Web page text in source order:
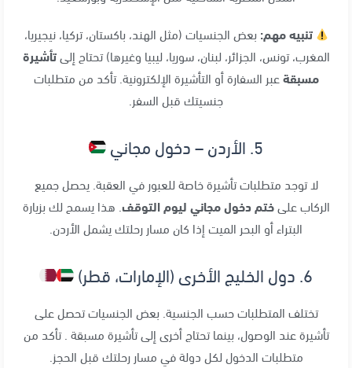
تنبيه مهم: بعض الجنسيات (مثل الهند، باكستان، تركيا، نيجيريا،
المغرب، تونس، الجزائر، لبنان، سوريا، ليبيا وغيرها) تحتاج إلىتأشيرة
مسبقةعبر السفارة أو التأشيرة الإلكترونية. تأكد من متطلبات
جنسيتك قبل السفر.
5. الأردن – دخول مجاني
لا توجد متطلبات تأشيرة خاصة للعبور في العقبة. يحصل جميع
الركاب علىختم دخول مجاني ليوم التوقف. هذا يسمح لك بزيارة
البتراء أو البحر الميت إذا كان مسار رحلتك يشمل الأردن.
6. دول الخليج الأخرى (الإمارات، قطر)
تختلف المتطلبات حسب الجنسية. بعض الجنسيات تحصل على
تأشيرة عند الوصول، بينما تحتاج أخرى إلى تأشيرة مسبقة . تأكد من
متطلبات الدخول لكل دولة في مسار رحلتك قبل الحجز.